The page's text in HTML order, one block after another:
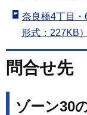
奈良橋4丁目
形式：227KB）
問合せ先
ゾーン30